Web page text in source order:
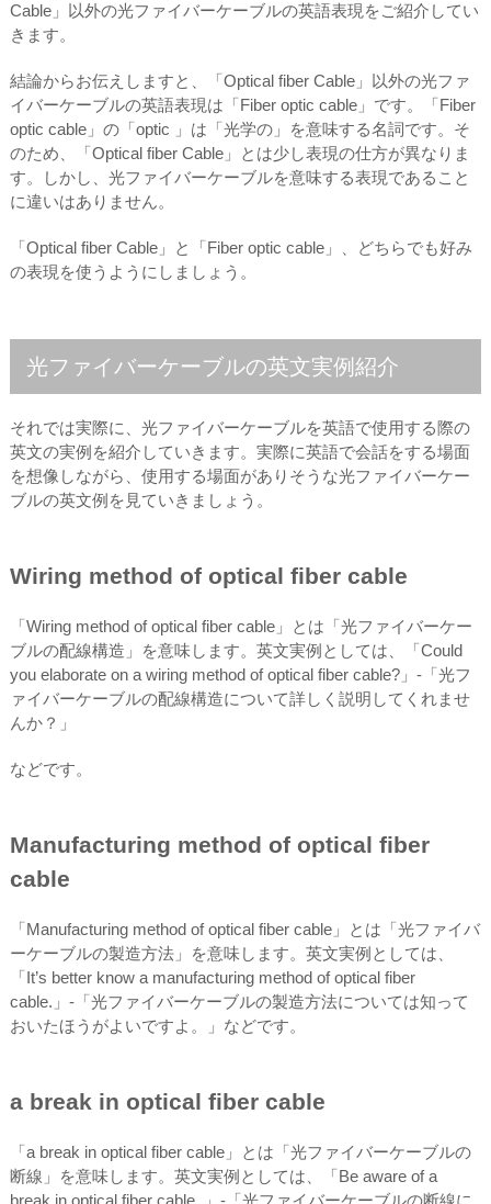
Cable」以外の光ファイバーケーブルの英語表現をご紹介してい
きます。
結論からお伝えしますと、「Optical fiber Cable」以外の光ファ
イバーケーブルの英語表現は「Fiber optic cable」です。「Fiber
optic cable」の「optic 」は「光学の」を意味する名詞です。そ
のため、「Optical fiber Cable」とは少し表現の仕方が異なりま
す。しかし、光ファイバーケーブルを意味する表現であること
に違いはありません。
「Optical fiber Cable」と「Fiber optic cable」、どちらでも好み
の表現を使うようにしましょう。
光ファイバーケーブルの英文実例紹介
それでは実際に、光ファイバーケーブルを英語で使用する際の
英文の実例を紹介していきます。実際に英語で会話をする場面
を想像しながら、使用する場面がありそうな光ファイバーケー
ブルの英文例を見ていきましょう。
Wiring method of optical fiber cable
「Wiring method of optical fiber cable」とは「光ファイバーケー
ブルの配線構造」を意味します。英文実例としては、「Could
you elaborate on a wiring method of optical fiber cable?」-「光フ
ァイバーケーブルの配線構造について詳しく説明してくれませ
んか？」
などです。
Manufacturing method of optical fiber
cable
「Manufacturing method of optical fiber cable」とは「光ファイバ
ーケーブルの製造方法」を意味します。英文実例としては、
「It’s better know a manufacturing method of optical fiber
cable.」-「光ファイバーケーブルの製造方法については知って
おいたほうがよいですよ。」などです。
a break in optical fiber cable
「a break in optical fiber cable」とは「光ファイバーケーブルの
断線」を意味します。英文実例としては、「Be aware of a
break in optical fiber cable .」-「光ファイバーケーブルの断線に